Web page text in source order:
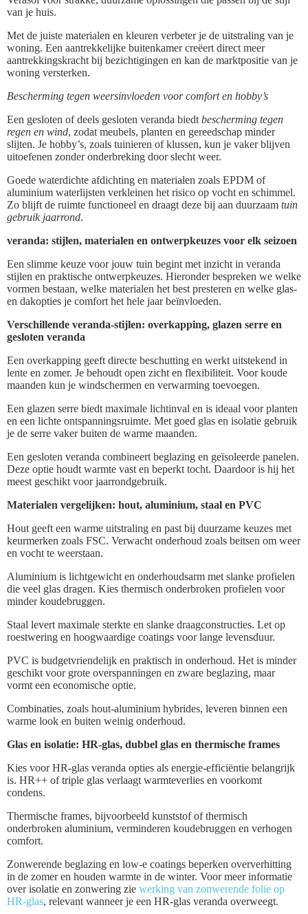
van je huis.
Met de juiste materialen en kleuren verbeter je de uitstraling van je
woning. Een aantrekkelijke buitenkamer creëert direct meer
aantrekkingskracht bij bezichtigingen en kan de marktpositie van je
woning versterken.
Bescherming tegen weersinvloeden voor comfort en hobby’s
Een gesloten of deels gesloten veranda biedt bescherming tegen
regen en wind, zodat meubels, planten en gereedschap minder
slijten. Je hobby’s, zoals tuinieren of klussen, kun je vaker blijven
uitoefenen zonder onderbreking door slecht weer.
Goede waterdichte afdichting en materialen zoals EPDM of
aluminium waterlijsten verkleinen het risico op vocht en schimmel.
Zo blijft de ruimte functioneel en draagt deze bij aan duurzaam tuin
gebruik jaarrond.
veranda: stijlen, materialen en ontwerpkeuzes voor elk seizoen
Een slimme keuze voor jouw tuin begint met inzicht in veranda
stijlen en praktische ontwerpkeuzes. Hieronder bespreken we welke
vormen bestaan, welke materialen het best presteren en welke glas-
en dakopties je comfort het hele jaar beïnvloeden.
Verschillende veranda-stijlen: overkapping, glazen serre en
gesloten veranda
Een overkapping geeft directe beschutting en werkt uitstekend in
lente en zomer. Je behoudt open zicht en flexibiliteit. Voor koude
maanden kun je windschermen en verwarming toevoegen.
Een glazen serre biedt maximale lichtinval en is ideaal voor planten
en een lichte ontspanningsruimte. Met goed glas en isolatie gebruik
je de serre vaker buiten de warme maanden.
Een gesloten veranda combineert beglazing en geïsoleerde panelen.
Deze optie houdt warmte vast en beperkt tocht. Daardoor is hij het
meest geschikt voor jaarrondgebruik.
Materialen vergelijken: hout, aluminium, staal en PVC
Hout geeft een warme uitstraling en past bij duurzame keuzes met
keurmerken zoals FSC. Verwacht onderhoud zoals beitsen om weer
en vocht te weerstaan.
Aluminium is lichtgewicht en onderhoudsarm met slanke profielen
die veel glas dragen. Kies thermisch onderbroken profielen voor
minder koudebruggen.
Staal levert maximale sterkte en slanke draagconstructies. Let op
roestwering en hoogwaardige coatings voor lange levensduur.
PVC is budgetvriendelijk en praktisch in onderhoud. Het is minder
geschikt voor grote overspanningen en zware beglazing, maar
vormt een economische optie.
Combinaties, zoals hout-aluminium hybrides, leveren binnen een
warme look en buiten weinig onderhoud.
Glas en isolatie: HR-glas, dubbel glas en thermische frames
Kies voor HR-glas veranda opties als energie-efficiëntie belangrijk
is. HR++ of triple glas verlaagt warmteverlies en voorkomt
condens.
Thermische frames, bijvoorbeeld kunststof of thermisch
onderbroken aluminium, verminderen koudebruggen en verhogen
comfort.
Zonwerende beglazing en low-e coatings beperken oververhitting
in de zomer en houden warmte in de winter. Voor meer informatie
over isolatie en zonwering zie werking van zonwerende folie op
HR-glas, relevant wanneer je een HR-glas veranda overweegt.